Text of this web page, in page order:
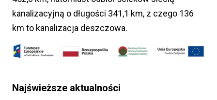
kanalizacyjną o długości 341,1 km, z czego 136
km to kanalizacja deszczowa.
Najświeższe aktualności